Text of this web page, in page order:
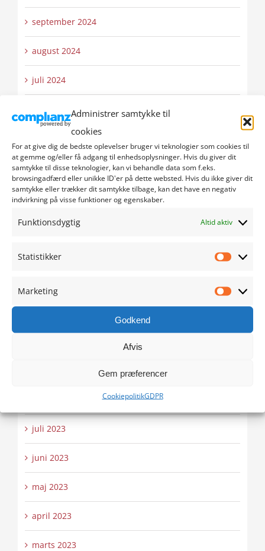
Administrer samtykke til
cookies
For at give dig de bedste oplevelser bruger vi teknologier som cookies til
at gemme og/eller få adgang til enhedsoplysninger. Hvis du giver dit
samtykke til disse teknologier, kan vi behandle data som f.eks.
browsingadfærd eller unikke ID'er på dette websted. Hvis du ikke giver dit
samtykke eller trækker dit samtykke tilbage, kan det have en negativ
indvirkning på visse funktioner og egenskaber.
Funktionsdygtig Altid aktiv
Statistikker
Marketing
Godkend
Afvis
Gem præferencer
CookiepolitikGDPR
september 2024
august 2024
juli 2024
april 2024
marts 2024
februar 2024
januar 2024
juli 2023
juni 2023
maj 2023
april 2023
marts 2023